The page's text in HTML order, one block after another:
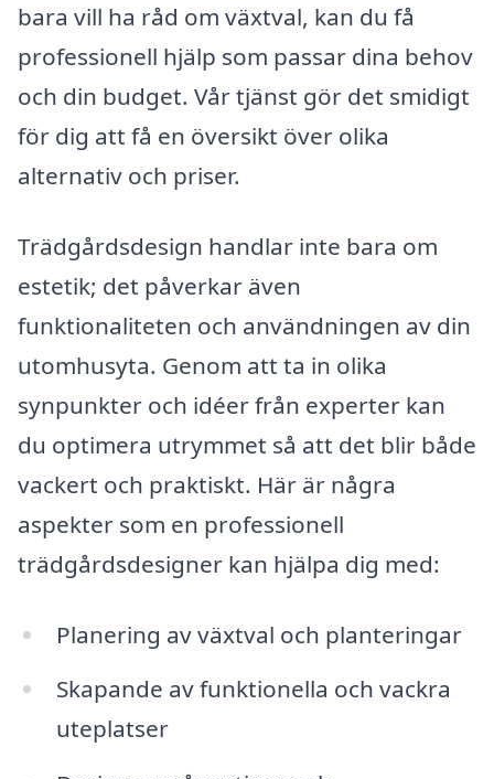
bara vill ha råd om växtval, kan du få
professionell hjälp som passar dina behov
och din budget. Vår tjänst gör det smidigt
för dig att få en översikt över olika
alternativ och priser.
Trädgårdsdesign handlar inte bara om
estetik; det påverkar även
funktionaliteten och användningen av din
utomhusyta. Genom att ta in olika
synpunkter och idéer från experter kan
du optimera utrymmet så att det blir både
vackert och praktiskt. Här är några
aspekter som en professionell
trädgårdsdesigner kan hjälpa dig med:
Planering av växtval och planteringar
Skapande av funktionella och vackra
uteplatser